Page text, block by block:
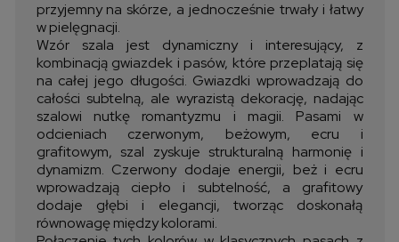
przyjemny na skórze, a jednocześnie trwały i łatwy
w pielęgnacji.
Wzór szala jest dynamiczny i interesujący, z
kombinacją gwiazdek i pasów, które przeplatają się
na całej jego długości. Gwiazdki wprowadzają do
całości subtelną, ale wyrazistą dekorację, nadając
szalowi nutkę romantyzmu i magii. Pasami w
odcieniach czerwonym, beżowym, ecru i
grafitowym, szal zyskuje strukturalną harmonię i
dynamizm. Czerwony dodaje energii, beż i ecru
wprowadzają ciepło i subtelność, a grafitowy
dodaje głębi i elegancji, tworząc doskonałą
równowagę między kolorami.